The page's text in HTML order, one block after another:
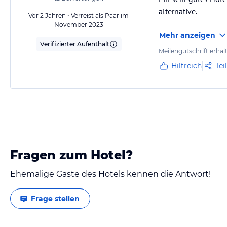
Vor 2 Jahren • Verreist als Paar im
November 2023
Verifizierter Aufenthalt
alternative.
Mehr anzeigen
Meilengutschrift
Hilfreich
Fragen zum Hotel?
Ehemalige Gäste des Hotels kennen die Antwort!
Frage stellen